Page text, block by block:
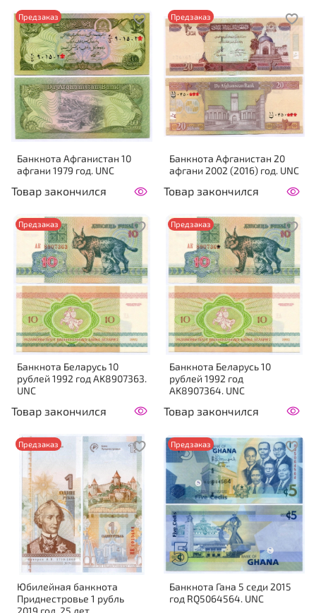
Предзаказ
Банкнота Афганистан 10
афгани 1979 год. UNC
Товар закончился
Предзаказ
Банкнота Афганистан 20
афгани 2002 (2016) год. UNC
Товар закончился
Предзаказ
Банкнота Беларусь 10
рублей 1992 год AK8907363.
UNC
Товар закончился
Предзаказ
Банкнота Беларусь 10
рублей 1992 год
AK8907364. UNC
Товар закончился
Предзаказ
Юбилейная банкнота
Приднестровье 1 рубль
2019 год. 25 лет
Предзаказ
Банкнота Гана 5 седи 2015
год RQ5064564. UNC